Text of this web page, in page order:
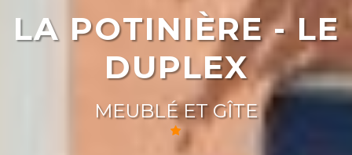
LA POTINIÈRE - LE
DUPLEX
MEUBLÉ ET GÎTE